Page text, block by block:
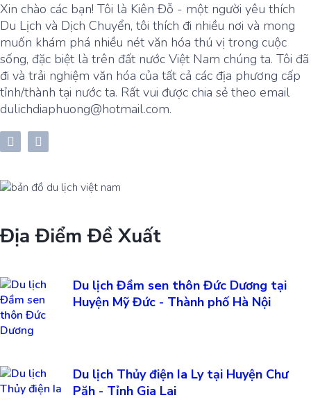
Xin chào các bạn! Tôi là Kiên Đỗ - một người yêu thích
Du Lịch và Dịch Chuyển, tôi thích đi nhiều nơi và mong
muốn khám phá nhiều nét văn hóa thú vị trong cuộc
sống, đặc biệt là trên đất nước Việt Nam chúng ta. Tôi đã
đi và trải nghiệm văn hóa của tất cả các địa phương cấp
tỉnh/thành tại nước ta. Rất vui được chia sẻ theo email
dulichdiaphuong@hotmail.com.
Địa Điểm Đề Xuất
Du lịch Đầm sen thôn Đức Dương tại
Huyện Mỹ Đức - Thành phố Hà Nội
Du lịch Thủy điện Ia Ly tại Huyện Chư
Păh - Tỉnh Gia Lai